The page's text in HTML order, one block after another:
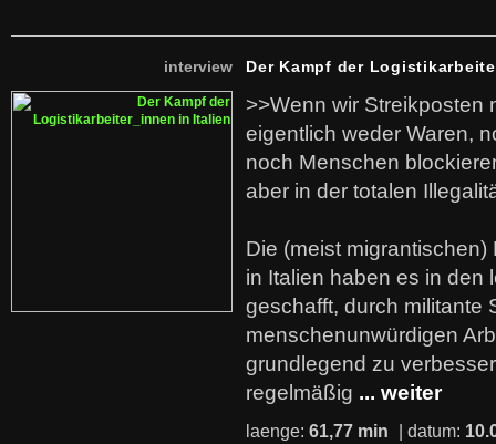
interview Der Kampf der
>>Wenn wir Streikposten
eigentlich weder Waren,
noch Menschen
aber in der totalen
Die (meist
in Italien haben es in den
geschafft, durch militante
menschenunwürdigen
grundlegend zu
regelmäßig ... weiter
laenge: 61,77 min | datum: